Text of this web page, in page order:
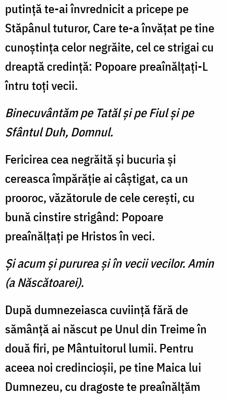
putinţă te-ai învrednicit a pricepe pe
Stăpânul tuturor, Care te-a învăţat pe tine
cunoştinţa celor negrăite, cel ce strigai cu
dreaptă credinţă: Popoare preaînălţaţi-L
întru toţi vecii.
Binecuvântăm pe Tatăl şi pe Fiul şi pe
Sfântul Duh, Domnul.
Fericirea cea negrăită şi bucuria şi
cereasca împărăţie ai câştigat, ca un
prooroc, văzătorule de cele cereşti, cu
bună cinstire strigând: Popoare
preaînălţaţi pe Hristos în veci.
Şi acum şi pururea şi în vecii vecilor. Amin
(a Născătoarei).
După dumnezeiasca cuviinţă fără de
sămânţă ai născut pe Unul din Treime în
două firi, pe Mântuitorul lumii. Pentru
aceea noi credincioşii, pe tine Maica lui
Dumnezeu, cu dragoste te preaînălţăm